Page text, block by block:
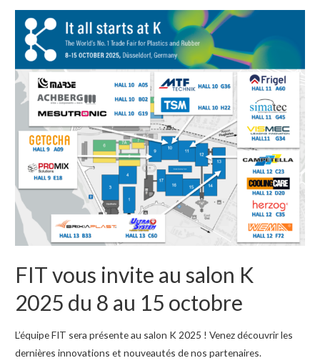
obtient
médaille
bronze
EcoVadis
FIT vous invite au salon K
2025 du 8 au 15 octobre
L’équipe FIT sera présente au salon K 2025 ! Venez découvrir les
dernières innovations et nouveautés de nos partenaires.